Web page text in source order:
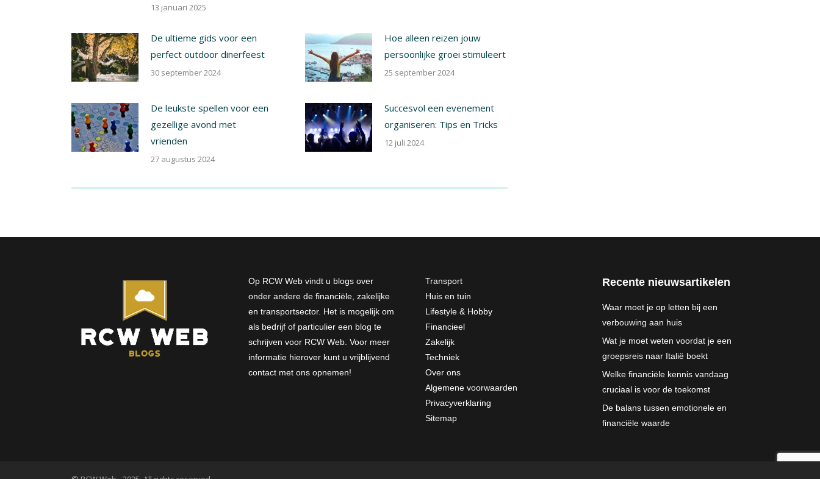
13 januari 2025
De ultieme gids voor een
perfect outdoor dinerfeest
30 september 2024
Hoe alleen reizen jouw
persoonlijke groei stimuleert
25 september 2024
De leukste spellen voor een
gezellige avond met
vrienden
27 augustus 2024
Succesvol een evenement
organiseren: Tips en Tricks
12 juli 2024
Op RCW Web vindt u blogs over
onder andere de financiële, zakelijke
en transportsector. Het is mogelijk om
als bedrijf of particulier een blog te
schrijven voor RCW Web. Voor meer
informatie hierover kunt u vrijblijvend
contact met ons opnemen!
Transport
Huis en tuin
Lifestyle & Hobby
Financieel
Zakelijk
Techniek
Over ons
Algemene voorwaarden
Privacyverklaring
Sitemap
Recente nieuwsartikelen
Waar moet je op letten bij een
verbouwing aan huis
Wat je moet weten voordat je een
groepsreis naar Italië boekt
Welke financiële kennis vandaag
cruciaal is voor de toekomst
De balans tussen emotionele en
financiële waarde